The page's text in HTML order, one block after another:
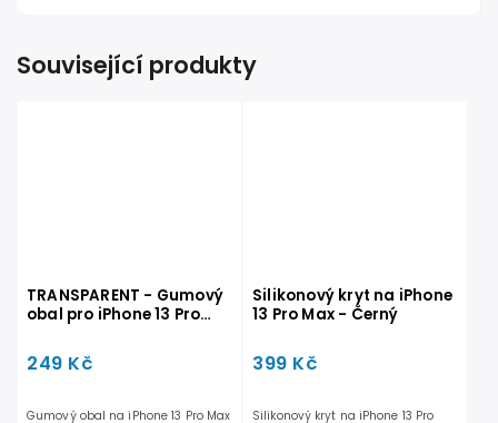
Související produkty
TRANSPARENT - Gumový
obal pro iPhone 13 Pro
249 Kč
Gumový obal na iPhone 13 Pro Max
Silikonový kryt na iPhone
13 Pro Max - Černý
399 Kč
Silikonový kryt na iPhone 13 Pro